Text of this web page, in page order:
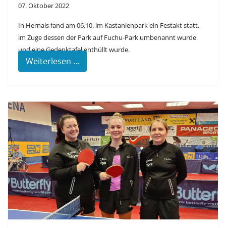
07. Oktober 2022
In Hernals fand am 06.10. im Kastanienpark ein Festakt statt,
im Zuge dessen der Park auf Fuchu-Park umbenannt wurde
und eine Gedenktafel enthüllt wurde.
Weiterlesen …